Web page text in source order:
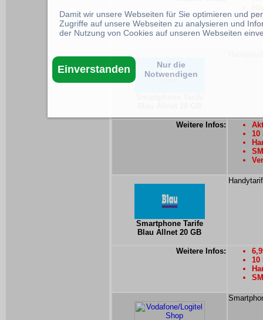
Weitere Infos:
10
Smartphone Tarife
Blau Allnet 20 GB
Weitere Infos:
10
Damit wir unsere Webseiten für Sie optimieren und
Zugriffe auf unsere Webseiten zu analysieren und
der Nutzung von Cookies auf unseren Webseiten
Einverstanden
Nur die
Notwendigen